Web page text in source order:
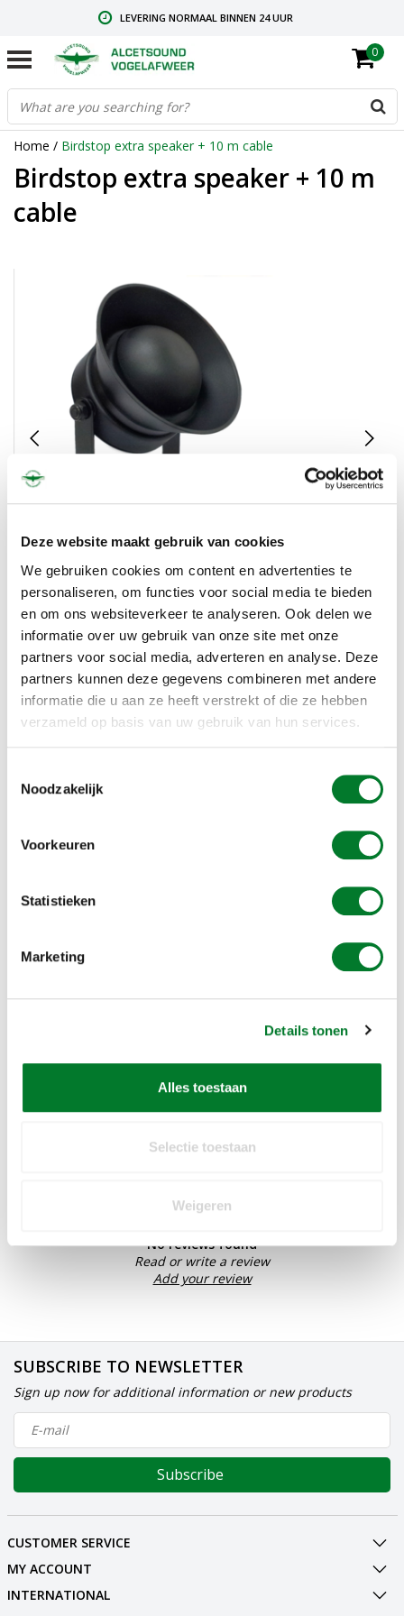
Deze website maakt gebruik van cookies
We gebruiken cookies om content en advertenties te
personaliseren, om functies voor social media te bieden
en om ons websiteverkeer te analyseren. Ook delen we
informatie over uw gebruik van onze site met onze
partners voor social media, adverteren en analyse. Deze
partners kunnen deze gegevens combineren met andere
informatie die u aan ze heeft verstrekt of die ze hebben
verzameld op basis van uw gebruik van hun services.
Noodzakelijk
Voorkeuren
Statistieken
Marketing
Details tonen
Alles toestaan
Selectie toestaan
Weigeren
LEVERING NORMAAL BINNEN 24 UUR
GRATIS VERZENDING VANAF € 59,00
CONTACT: +31.73.2032137
0
Home / Birdstop extra speaker + 10 m cable
Birdstop extra speaker + 10 m
cable
€89,50
SKU:
Alle prijzen inclusief 21% BTW
Gratis verzending vanaf € 49,00
Bel voor vragen: +31 (0)73 203 2137
No reviews found
Read or write a review
Add your review
SUBSCRIBE TO NEWSLETTER
Sign up now for additional information or new products
Subscribe
CUSTOMER SERVICE
MY ACCOUNT
INTERNATIONAL